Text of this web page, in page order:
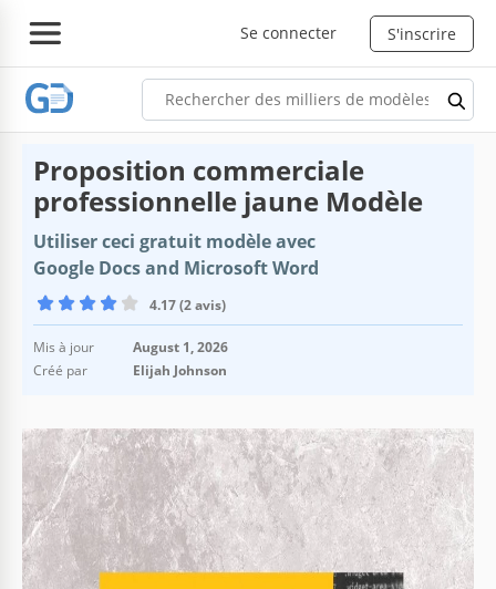
Se connecter S'inscrire
Proposition commerciale
professionnelle jaune Modèle
Utiliser ceci gratuit modèle avec
Google Docs and Microsoft Word
4.17 (2 avis)
Mis à jour
August 1, 2026
Créé par
Elijah Johnson